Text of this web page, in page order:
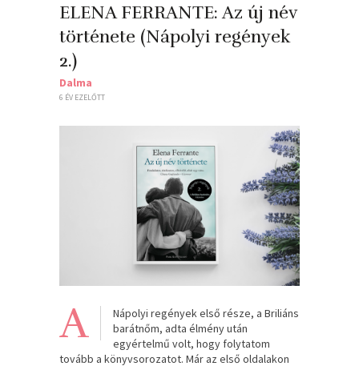
ELENA FERRANTE: Az ​új név
története (Nápolyi regények
2.)
Dalma
6 ÉV EZELŐTT
A
Nápolyi regények első része, a Briliáns
barátnőm, adta élmény után
egyértelmű volt, hogy folytatom
tovább a könyvsorozatot. Már az első oldalakon